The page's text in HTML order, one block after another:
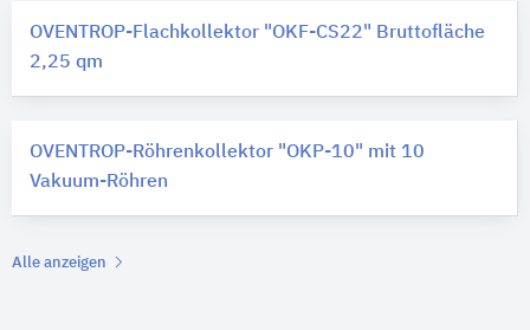
OVENTROP-Flachkollektor "OKF-CS22" Bruttofläche
2,25 qm
OVENTROP-Röhrenkollektor "OKP-10" mit 10
Vakuum-Röhren
Alle anzeigen